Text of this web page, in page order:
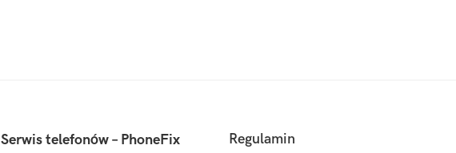
Serwis telefonów – PhoneFix
Regulamin